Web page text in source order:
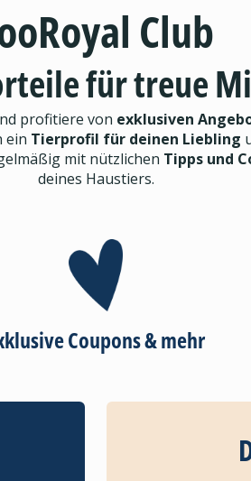
Club
für treue
profitiere von exklusiven
ein Tierprofil für deinen Liebling
mit nützlichen Tipps und
deines Haustiers.
Coupons & mehr